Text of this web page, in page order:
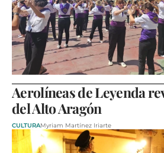
Aerolíneas de Leyenda
del Alto Aragón
CULTURAMyriam Martínez Iriarte